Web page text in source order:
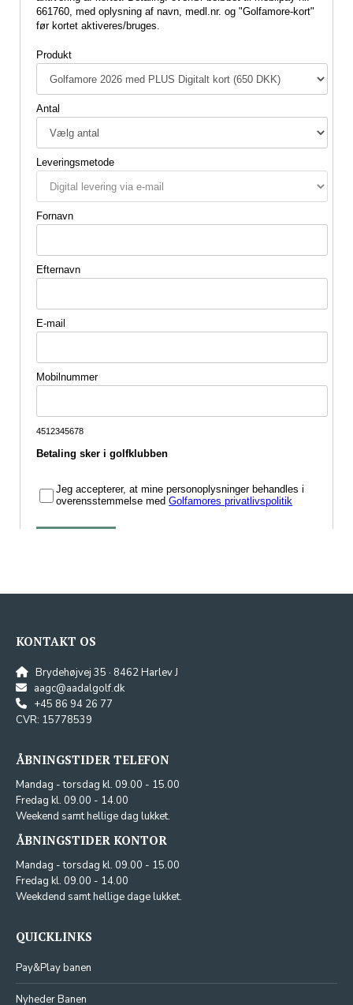
KONTAKT OS
Brydehøjvej 35 · 8462 Harlev J
aagc@aadalgolf.dk
+45 86 94 26 77
CVR: 15778539
ÅBNINGSTIDER TELEFON
Mandag - torsdag kl. 09.00 - 15.00
Fredag kl. 09.00 - 14.00
Weekend samt hellige dag lukket.
ÅBNINGSTIDER KONTOR
Mandag - torsdag kl. 09.00 - 15.00
Fredag kl. 09.00 - 14.00
Weekdend samt hellige dage lukket.
QUICKLINKS
Pay&Play banen
Nyheder Banen